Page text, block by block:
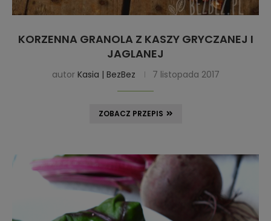
KORZENNA GRANOLA Z KASZY GRYCZANEJ I
JAGLANEJ
autor Kasia | BezBez 7 listopada 2017
ZOBACZ PRZEPIS